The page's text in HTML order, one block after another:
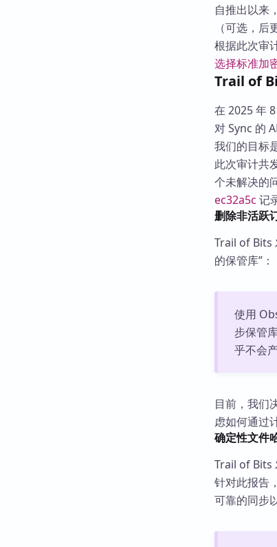
自推出以来
（可选，后
根据此次审
选择标准加
Trail of
在 2025 年
对 Sync 的
我们的目标
此次审计共
个未解决的
ec32a5c 记
删除非活跃
Trail of Bits
的保管库”：
使用
步保管
乎不会
目前，我们
虑如何通过
确定性文件
Trail of Bits
针对此报告
可靠的同步